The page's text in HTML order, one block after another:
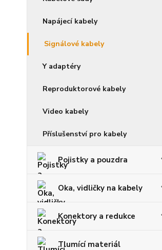
Napájecí kabely
Signálové kabely
Y adaptéry
Reproduktorové kabely
Video kabely
Příslušenství pro kabely
Pojistky a pouzdra
Oka, vidličky na kabely
Konektory a redukce
Tlumící materiál